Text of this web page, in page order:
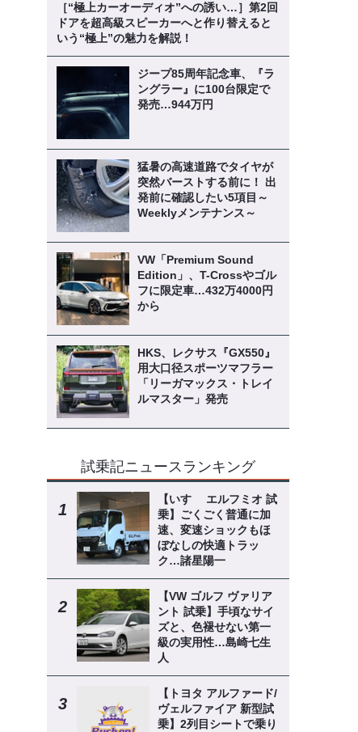
［“極上カーオーディオ”への誘い…］第2回
ドアを超高級スピーカーへと作り替えると
いう“極上”の魅力を解説！
ジープ85周年記念車、『ラ
ングラー』に100台限定で
発売…944万円
猛暑の高速道路でタイヤが
突然バーストする前に！ 出
発前に確認したい5項目～
Weeklyメンテナンス～
VW「Premium Sound
Edition」、T-Crossやゴル
フに限定車…432万4000円
から
HKS、レクサス『GX550』
用大口径スポーツマフラー
「リーガマックス・トレイ
ルマスター」発売
試乗記ニュースランキング
【いすゞ エルフミオ 試
乗】ごくごく普通に加
速、変速ショックもほ
ぼなしの快適トラッ
ク…諸星陽一
【VW ゴルフ ヴァリア
ント 試乗】手頃なサイ
ズと、色褪せない第一
級の実用性…島崎七生
人
【トヨタ アルファード/
ヴェルファイア 新型試
乗】2列目シートで乗り